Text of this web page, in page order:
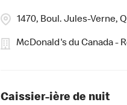
1470, Boul. Jules-Verne,
McDonald's du Canada -
Caissier-ière de nuit